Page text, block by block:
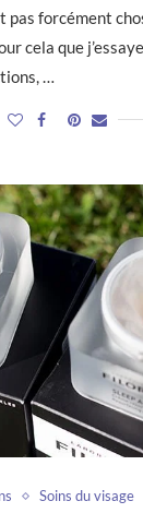
pas forcément
cela que
…
Soins du visage